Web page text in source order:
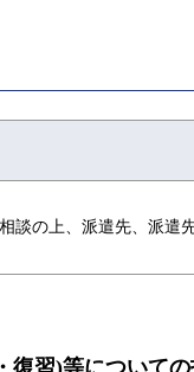
談の上、派遣先、派遣